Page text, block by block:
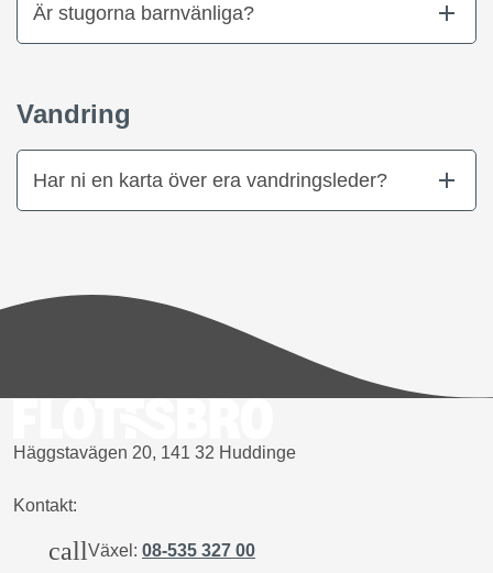
Är stugorna barnvänliga?
Vandring
Har ni en karta över era vandringsleder?
Häggstavägen 20, 141 32 Huddinge
Kontakt:
callVäxel: 08-535 327 00